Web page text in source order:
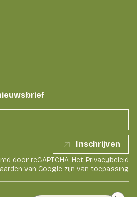
Inschrijven
door reCAPTCHA. Het Privacybeleid
van Google zijn van toepassing